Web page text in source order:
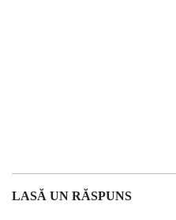
LASĂ UN RĂSPUNS